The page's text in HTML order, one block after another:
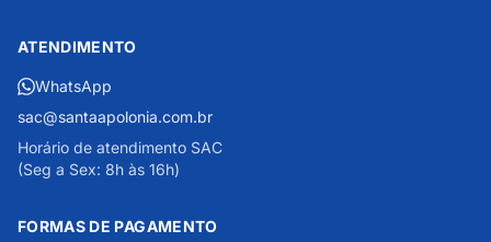
ATENDIMENTO
WhatsApp
sac@santaapolonia.com.br
Horário de atendimento SAC
(Seg a Sex: 8h às 16h)
FORMAS DE PAGAMENTO